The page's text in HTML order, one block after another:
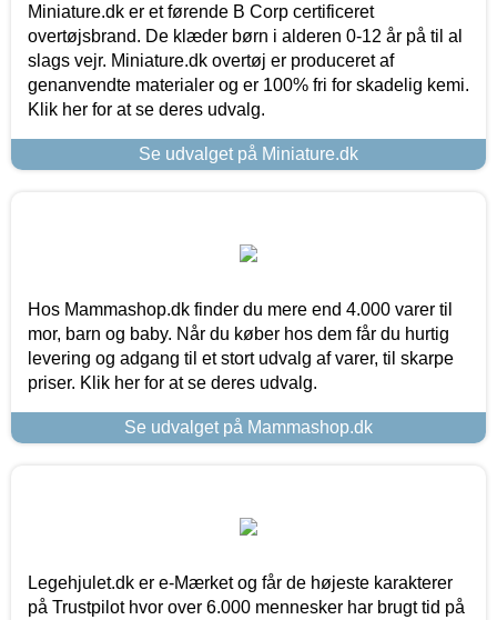
Miniature.dk er et førende B Corp certificeret
overtøjsbrand. De klæder børn i alderen 0-12 år på til al
slags vejr. Miniature.dk overtøj er produceret af
genanvendte materialer og er 100% fri for skadelig kemi.
Klik her for at se deres udvalg.
Se udvalget på Miniature.dk
Hos Mammashop.dk finder du mere end 4.000 varer til
mor, barn og baby. Når du køber hos dem får du hurtig
levering og adgang til et stort udvalg af varer, til skarpe
priser. Klik her for at se deres udvalg.
Se udvalget på Mammashop.dk
Legehjulet.dk er e-Mærket og får de højeste karakterer
på Trustpilot hvor over 6.000 mennesker har brugt tid på